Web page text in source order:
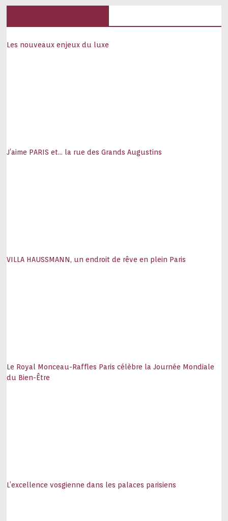
Les nouveaux enjeux du luxe
J’aime PARIS et… la rue des Grands Augustins
VILLA HAUSSMANN, un endroit de rêve en plein Paris
Le Royal Monceau-Raffles Paris célèbre la Journée Mondiale
du Bien-Être
L’excellence vosgienne dans les palaces parisiens